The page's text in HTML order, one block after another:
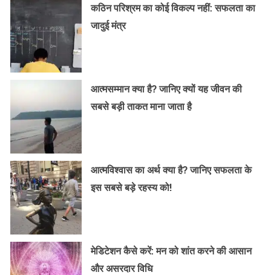
कठिन परिश्रम का कोई विकल्प नहीं: सफलता का
जादुई मंत्र
आत्मसम्मान क्या है? जानिए क्यों यह जीवन की
सबसे बड़ी ताकत माना जाता है
आत्मविश्वास का अर्थ क्या है? जानिए सफलता के
इस सबसे बड़े रहस्य को!
मेडिटेशन कैसे करें: मन को शांत करने की आसान
और असरदार विधि